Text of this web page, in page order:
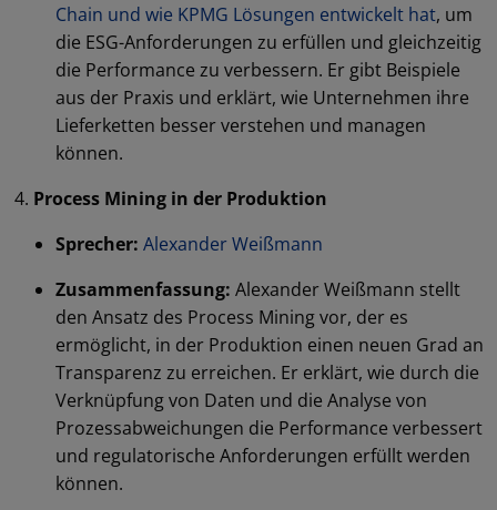
Chain und wie KPMG Lösungen entwickelt hat, um
die ESG-Anforderungen zu erfüllen und gleichzeitig
die Performance zu verbessern. Er gibt Beispiele
aus der Praxis und erklärt, wie Unternehmen ihre
Lieferketten besser verstehen und managen
können.
Process Mining in der Produktion
Sprecher: Alexander Weißmann
Zusammenfassung: Alexander Weißmann stellt
den Ansatz des Process Mining vor, der es
ermöglicht, in der Produktion einen neuen Grad an
Transparenz zu erreichen. Er erklärt, wie durch die
Verknüpfung von Daten und die Analyse von
Prozessabweichungen die Performance verbessert
und regulatorische Anforderungen erfüllt werden
können.